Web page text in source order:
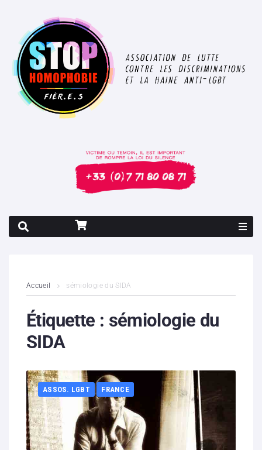
Contenus litigieux
Nous soutenir
Partenaires
Contacts
Accueil sémiologie du SIDA
Étiquette : sémiologie du
SIDA
ASSOS. LGBT FRANCE